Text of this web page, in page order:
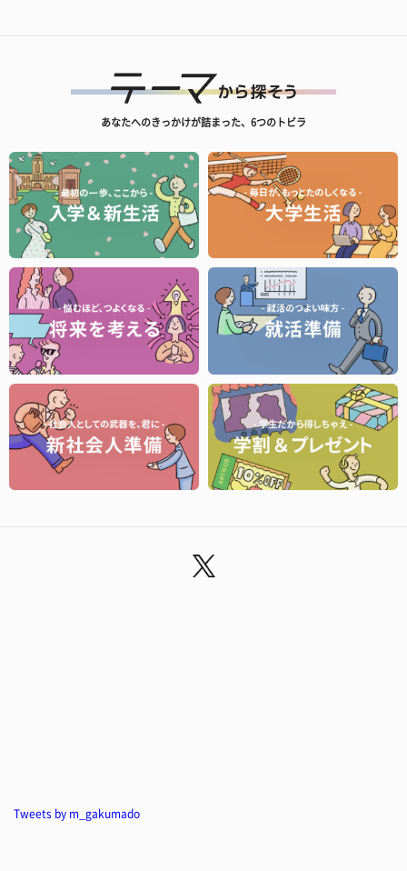
あなたへのきっかけが詰まった、6つのトビラ
Tweets by m_gakumado